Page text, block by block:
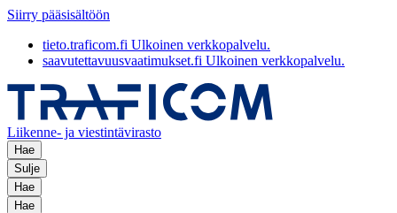
Siirry pääsisältöön
tieto.traficom.fi Ulkoinen verkkopalvelu.
saavutettavuusvaatimukset.fi Ulkoinen verkkopalvelu.
Liikenne- ja viestintävirasto
Hae
Sulje
Hae
Hae